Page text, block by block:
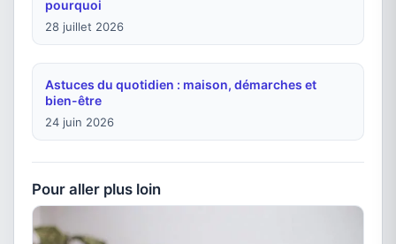
pourquoi
28 juillet 2026
Astuces du quotidien : maison, démarches et
bien-être
24 juin 2026
Pour aller plus loin